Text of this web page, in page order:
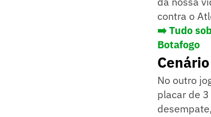
contra o
➡️ Tudo
Botafogo
No outro
placar de